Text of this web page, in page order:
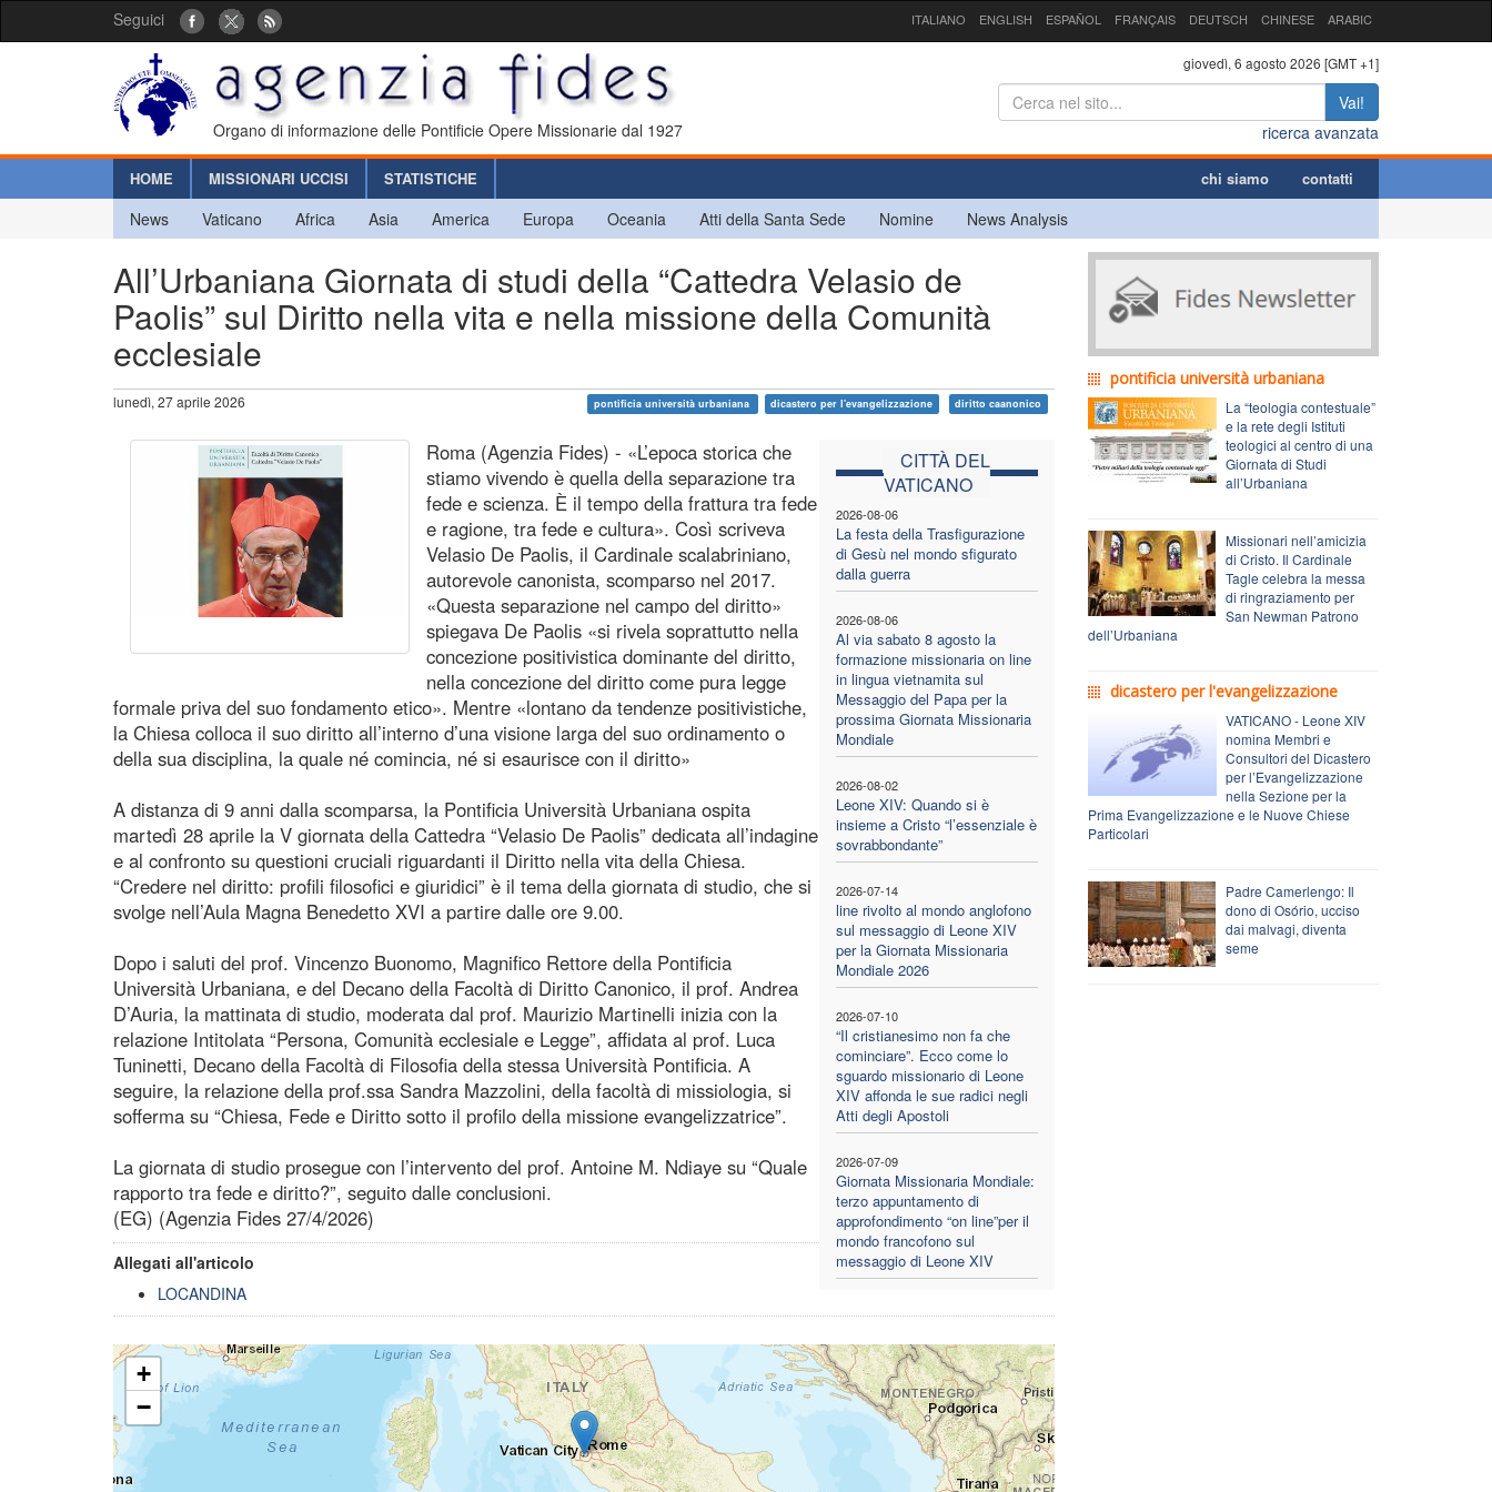
Seguici ITALIANO ENGLISH ESPAÑOL FRANÇAIS DEUTSCH CHINESE ARABIC
Organo di informazione delle Pontificie Opere Missionarie dal 1927
giovedì, 6 agosto 2026 [GMT +1]
Vai!
ricerca avanzata
HOME MISSIONARI UCCISI STATISTICHE chi siamo contatti
News Vaticano Africa Asia America Europa Oceania Atti della Santa Sede Nomine News Analysis
All’Urbaniana Giornata di studi della “Cattedra Velasio de
Paolis” sul Diritto nella vita e nella missione della Comunità
ecclesiale
lunedì, 27 aprile 2026 pontificia università urbaniana dicastero per l'evangelizzazione diritto caanonico
CITTÀ DEL
VATICANO
2026-08-06
La festa della Trasfigurazione
di Gesù nel mondo sfigurato
dalla guerra
2026-08-06
Al via sabato 8 agosto la
formazione missionaria on line
in lingua vietnamita sul
Messaggio del Papa per la
prossima Giornata Missionaria
Mondiale
2026-08-02
Leone XIV: Quando si è
insieme a Cristo “l’essenziale è
sovrabbondante”
2026-07-14
line rivolto al mondo anglofono
sul messaggio di Leone XIV
per la Giornata Missionaria
Mondiale 2026
2026-07-10
“Il cristianesimo non fa che
cominciare”. Ecco come lo
sguardo missionario di Leone
XIV affonda le sue radici negli
Atti degli Apostoli
2026-07-09
Giornata Missionaria Mondiale:
terzo appuntamento di
approfondimento “on line”per il
mondo francofono sul
messaggio di Leone XIV
Roma (Agenzia Fides) - «L’epoca storica che
stiamo vivendo è quella della separazione tra
fede e scienza. È il tempo della frattura tra fede
e ragione, tra fede e cultura». Così scriveva
Velasio De Paolis, il Cardinale scalabriniano,
autorevole canonista, scomparso nel 2017.
«Questa separazione nel campo del diritto»
spiegava De Paolis «si rivela soprattutto nella
concezione positivistica dominante del diritto,
nella concezione del diritto come pura legge
formale priva del suo fondamento etico». Mentre «lontano da tendenze positivistiche,
la Chiesa colloca il suo diritto all’interno d’una visione larga del suo ordinamento o
della sua disciplina, la quale né comincia, né si esaurisce con il diritto»
A distanza di 9 anni dalla scomparsa, la Pontificia Università Urbaniana ospita
martedì 28 aprile la V giornata della Cattedra “Velasio De Paolis” dedicata all’indagine
e al confronto su questioni cruciali riguardanti il Diritto nella vita della Chiesa.
“Credere nel diritto: profili filosofici e giuridici” è il tema della giornata di studio, che si
svolge nell’Aula Magna Benedetto XVI a partire dalle ore 9.00.
Dopo i saluti del prof. Vincenzo Buonomo, Magnifico Rettore della Pontificia
Università Urbaniana, e del Decano della Facoltà di Diritto Canonico, il prof. Andrea
D’Auria, la mattinata di studio, moderata dal prof. Maurizio Martinelli inizia con la
relazione Intitolata “Persona, Comunità ecclesiale e Legge”, affidata al prof. Luca
Tuninetti, Decano della Facoltà di Filosofia della stessa Università Pontificia. A
seguire, la relazione della prof.ssa Sandra Mazzolini, della facoltà di missiologia, si
sofferma su “Chiesa, Fede e Diritto sotto il profilo della missione evangelizzatrice”.
La giornata di studio prosegue con l’intervento del prof. Antoine M. Ndiaye su “Quale
rapporto tra fede e diritto?”, seguito dalle conclusioni.
(EG) (Agenzia Fides 27/4/2026)
Allegati all'articolo
LOCANDINA
+
−
pontificia università urbaniana
La “teologia contestuale”
e la rete degli Istituti
teologici al centro di una
Giornata di Studi
all’Urbaniana
Missionari nell’amicizia
di Cristo. Il Cardinale
Tagle celebra la messa
di ringraziamento per
San Newman Patrono
dell’Urbaniana
dicastero per l'evangelizzazione
VATICANO - Leone XIV
nomina Membri e
Consultori del Dicastero
per l’Evangelizzazione
nella Sezione per la
Prima Evangelizzazione e le Nuove Chiese
Particolari
Padre Camerlengo: Il
dono di Osório, ucciso
dai malvagi, diventa
seme